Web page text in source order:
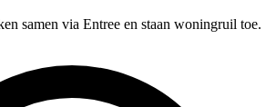
samen via Entree en staan woningruil toe.